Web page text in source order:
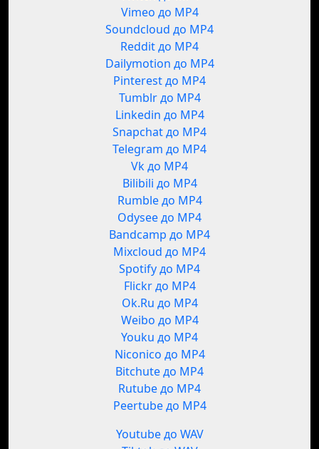
Vimeo до MP4
Soundcloud до MP4
Reddit до MP4
Dailymotion до MP4
Pinterest до MP4
Tumblr до MP4
Linkedin до MP4
Snapchat до MP4
Telegram до MP4
Vk до MP4
Bilibili до MP4
Rumble до MP4
Odysee до MP4
Bandcamp до MP4
Mixcloud до MP4
Spotify до MP4
Flickr до MP4
Ok.Ru до MP4
Weibo до MP4
Youku до MP4
Niconico до MP4
Bitchute до MP4
Rutube до MP4
Peertube до MP4
Youtube до WAV